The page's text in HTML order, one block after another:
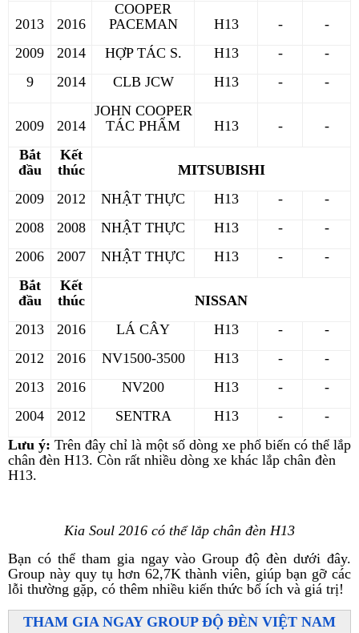
2013 2016
COOPER
PACEMAN
H13 -
-
2009
2014 HỢP TÁC S. H13 -
-
9
2014 CLB JCW H13 - -
2009 2014
JOHN COOPER
TÁC PHẨM
H13 -
-
Bắt
đầu
Kết
thúc
MITSUBISHI
2009
2012 NHẬT THỰC H13 -
-
2008
2008 NHẬT THỰC H13 -
-
2006
2007 NHẬT THỰC H13 -
-
Bắt
đầu
Kết
thúc
NISSAN
2013
2016 LÁ CÂY H13 -
-
2012
2016 NV1500-3500 H13 -
-
2013
2016 NV200 H13 -
-
2004
2012 SENTRA H13 -
-
Lưu ý: Trên đây chỉ là một số dòng xe phổ biến có thể lắp
chân đèn H13. Còn rất nhiều dòng xe khác lắp chân đèn
H13.
Kia Soul 2016 có thể lắp chân đèn H13
Bạn có thể tham gia ngay vào Group độ đèn dưới đây.
Group này quy tụ hơn 62,7K thành viên, giúp bạn gỡ các
lỗi thường gặp, có thêm nhiều kiến thức bổ ích và giá trị!
THAM GIA NGAY GROUP ĐỘ ĐÈN VIỆT NAM